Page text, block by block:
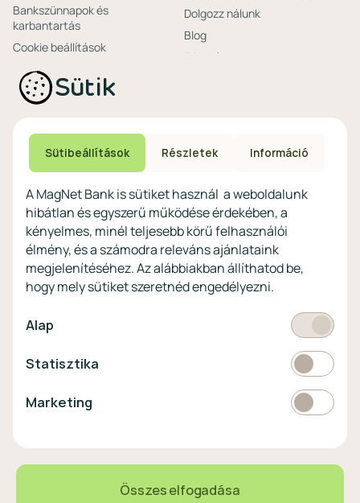
Bankszünnapok és
karbantartás
Cookie beállítások
Dolgozz nálunk
Blog
Friss hírek
Ajánlataink non-
profitoknak
számlacsomagok
Megtakarítások non-
profitoknak
Digitális szolgáltatások non-
profitoknak
eszközökön
Vértezze fel magát a
kibercsalásokkal
szemben!
Látogasson el a KiberPajzs
honlapra!
választó
EUR
Sütik
Sütibeállítások Részletek Információ
A MagNet Bank is sütiket használ a weboldalunk
hibátlan és egyszerű működése érdekében, a
kényelmes, minél teljesebb körű felhasználói
élmény, és a számodra releváns ajánlataink
megjelenítéséhez. Az alábbiakban állíthatod be,
hogy mely sütiket szeretnéd engedélyezni.
Alap Kötelező
Statisztika Statisztikai
Marketing Marketing
Összes elfogadása